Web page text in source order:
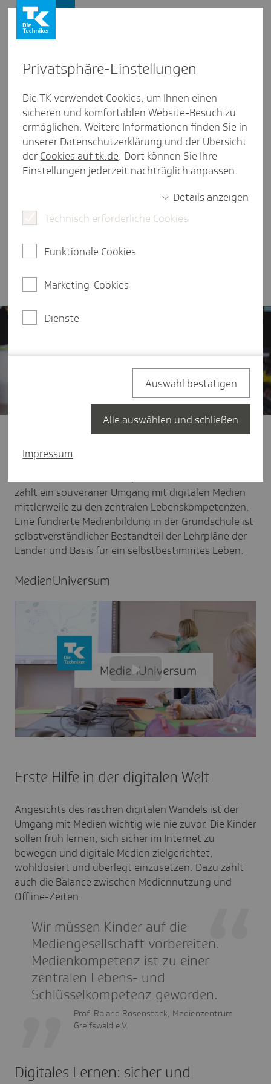
Medi­en­Uni­versum - Medi­en­
kom­pe­tenz­portal für Lehr­kräfte
Schulanfängerinnen und -anfänger längst zum
Alltag. Darum sind die Lehrkräfte an Grundschulen
Medienkompetenz zu vermitteln. Wie das gelingen
kann, hat die Techniker auf einem Portal für
Lehrkräfte in der Grundschule zusammengestellt.
eine Minute Lesezeit
Lebenswelten Gesunde Schule
Lehrkräfte stehen vor der Herausforderung, die
Kinder durch gezielte Medienbildung auf die
besonderen Anforderungen des Medienzeitalters
zählt ein souveräner Umgang mit digitalen Medien
mittlerweile zu den zentralen Lebenskompetenzen.
Eine fundierte Medienbildung in der Grundschule ist
selbstverständlicher Bestandteil der Lehrpläne der
Länder und Basis für ein selbstbestimmtes Leben.
Medi­en­Uni­versum
Play
Video
Erste Hilfe in der digitalen Welt
Angesichts des raschen digitalen Wandels ist der
Umgang mit Medien wichtig wie nie zuvor. Die Kinder
sollen früh lernen, sich sicher im Internet zu
bewegen und digitale Medien zielgerichtet,
wohldosiert und überlegt einzusetzen. Dazu zählt
auch die Balance zwischen Mediennutzung und
Offline-Zeiten.
Wir müssen Kinder auf die
Mediengesellschaft vorbereiten.
Medienkompetenz ist zu einer
zentralen Lebens- und
Schlüsselkompetenz geworden.
Prof. Roland Rosenstock, Medienzentrum
Greifswald e.V.
Digitales Lernen: sicher und
Privat­sphäre-Einstel­lungen
Die TK verwendet Cookies, um Ihnen einen
sicheren und komfortablen Website-Besuch zu
ermöglichen. Weitere Informationen finden Sie in
unserer Datenschutzerklärung und der Übersicht
der Cookies auf tk.de. Dort können Sie Ihre
Einstellungen jederzeit nachträglich anpassen.
Details anzeigen
Technisch erforderliche Cookies
Funktionale Cookies
Marketing-Cookies
Dienste
Impressum
Auswahl bestätigen
Alle auswählen und schließen